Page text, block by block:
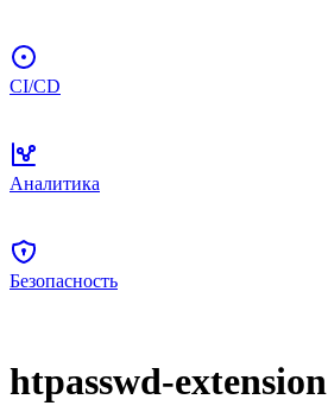
CI/CD
Аналитика
Безопасность
htpasswd-extension